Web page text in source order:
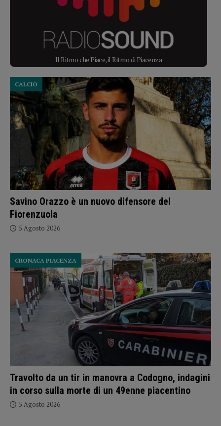
Il Ritmo che Piace, il Ritmo di Piacenza
Savino Orazzo è un nuovo difensore del
Fiorenzuola
CALCIO
5 Agosto 2026
Travolto da un tir in manovra a Codogno, indagini
in corso sulla morte di un 49enne piacentino
CRONACA PIACENZA
5 Agosto 2026